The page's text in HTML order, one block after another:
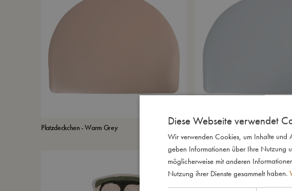
Platzdeckchen - Warm Grey Platzdeckchen - Pearl Blue
Diese Webseite verwendet
Wir verwenden Cookies, um Inhalte und
geben Informationen über Ihre Nutzung
möglicherweise mit anderen
Nutzung ihrer Dienste gesammelt haben.